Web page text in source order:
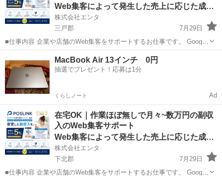
Web集客によって発生した売上に応じた成果報酬
株式会社エンタ
三戸郡
7月29日
■仕事内容 企業や店舗のWeb集客をサポートするお仕事です。 Google
を活用した「Web上の店舗情報」の登録・初期設定を行っていただき
ます。 日々の集客運用や問い合わせ対応、顧客対応はすべて運営本部
が行うため...
MacBook Air 13インチ 0円
抽選でプレゼント！応募は1分
くらしノート Ad
在宅OK｜作業ほぼ無しで月々~数万円の副収
入のWeb集客サポート
Web集客によって発生した売上に応じた成果報酬
株式会社エンタ
下北郡
7月29日
■仕事内容 企業や店舗のWeb集客をサポートするお仕事です。 Google